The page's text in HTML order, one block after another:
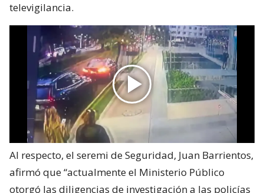
televigilancia.
Al respecto, el seremi de Seguridad, Juan Barrientos,
afirmó que “actualmente el Ministerio Público
otorgó las diligencias de investigación a las policías